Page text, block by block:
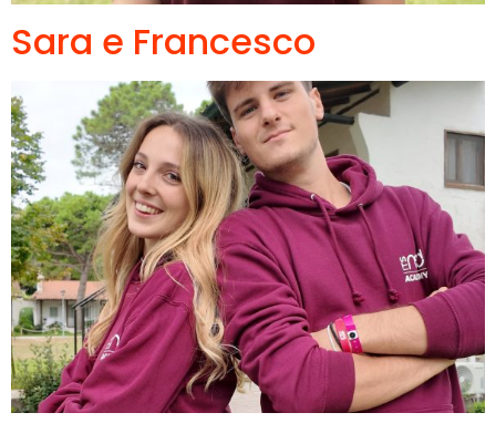
Sara e Francesco